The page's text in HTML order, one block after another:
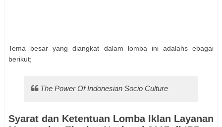
Tema besar yang diangkat dalam lomba ini adalahs ebagai
berikut;
The Power Of Indonesian Socio Culture
Syarat dan Ketentuan Lomba Iklan Layanan